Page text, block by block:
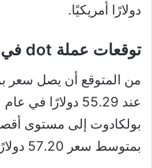
دولارًا أمريكيًا.
توقعات عملة dot في 2031
من المتوقع أن يصل سعر
بمتوسط ​​سعر 57.20 دولارًا طوال عام 2031.